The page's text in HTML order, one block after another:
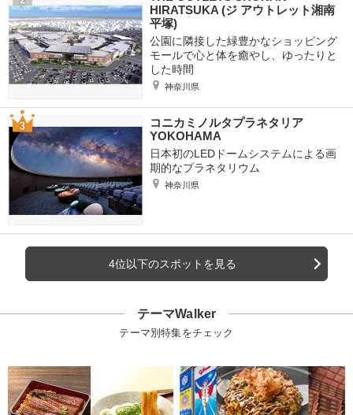
HIRATSUKA (ジ アウトレット湘南
平塚)
公園に隣接した緑豊かなショッピング
モールで心と体を癒やし、ゆったりと
した時間
神奈川県
コニカミノルタプラネタリア
YOKOHAMA
日本初のLEDドームシステムによる画
期的なプラネタリウム
神奈川県
4位以下のスポットを見る
テーマWalker
テーマ別特集をチェック